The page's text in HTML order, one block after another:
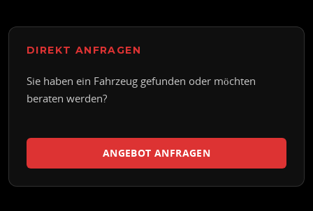
DIREKT ANFRAGEN
Sie haben ein Fahrzeug gefunden oder möchten
beraten werden?
ANGEBOT ANFRAGEN